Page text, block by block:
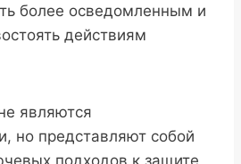
более осведомленным и
действиям
являются
но представляют собой
подходов к защите